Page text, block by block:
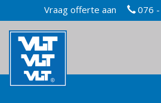
inhoud
TOPBAR
Vraag offerte aan 076